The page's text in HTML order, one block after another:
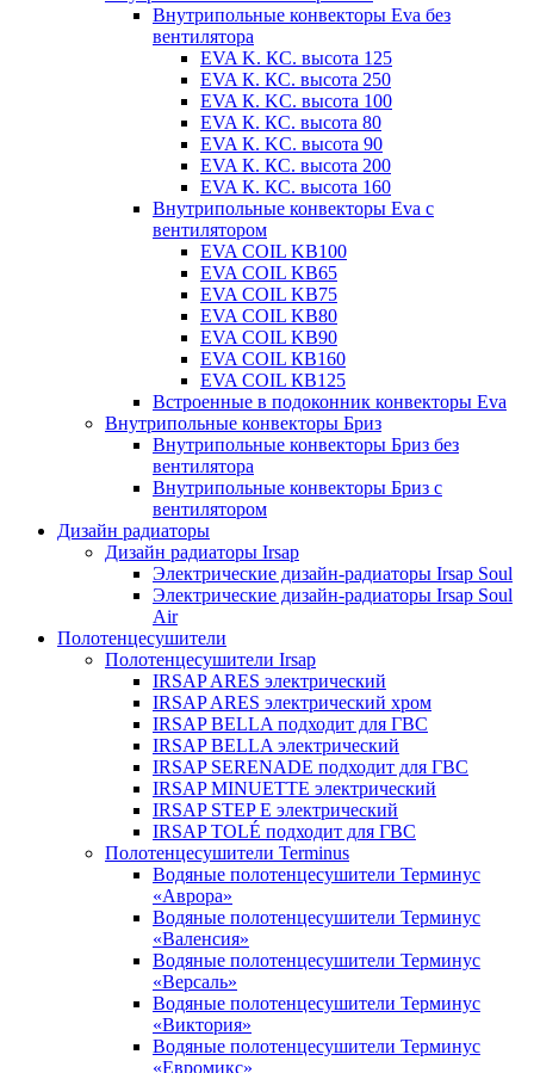
Внутрипольные конвекторы Eva без
вентилятора
EVA K. КС. высота 125
EVA К. КС. высота 250
EVA К. KС. высота 100
EVA К. КС. высота 80
EVA К. KC. высота 90
EVA К. КС. высота 200
EVA К. КС. высота 160
Внутрипольные конвекторы Eva с
вентилятором
EVA COIL KB100
EVA COIL KB65
EVA COIL KB75
EVA COIL KB80
EVA COIL KB90
EVA COIL КВ160
EVA COIL КВ125
Встроенные в подоконник конвекторы Eva
Внутрипольные конвекторы Бриз
Внутрипольные конвекторы Бриз без
вентилятора
Внутрипольные конвекторы Бриз с
вентилятором
Дизайн радиаторы
Дизайн радиаторы Irsap
Электрические дизайн-радиаторы Irsap Soul
Электрические дизайн-радиаторы Irsap Soul
Air
Полотенцесушители
Полотенцесушители Irsap
IRSAP ARES электрический
IRSAP ARES электрический хром
IRSAP BELLA подходит для ГВС
IRSAP BELLA электрический
IRSAP SERENADE подходит для ГВС
IRSAP MINUETTE электрический
IRSAP STEP E электрический
IRSAP TOLÉ подходит для ГВС
Полотенцесушители Terminus
Водяные полотенцесушители Терминус
«Аврора»
Водяные полотенцесушители Терминус
«Валенсия»
Водяные полотенцесушители Терминус
«Версаль»
Водяные полотенцесушители Терминус
«Виктория»
Водяные полотенцесушители Терминус
«Евромикс»